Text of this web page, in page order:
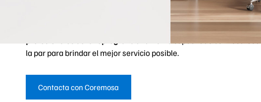
Durante más de 40 años, Coremosa ha invertido en su capital
altamente capacitado con recursos a
la par para brindar el mejor servicio posible.
Contacta con Coremosa